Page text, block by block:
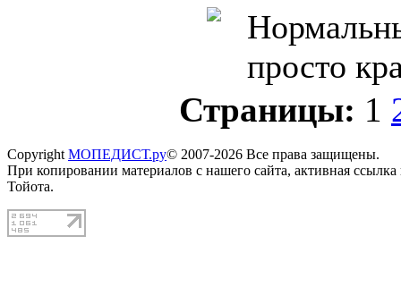
просто
Страницы: 1
Copyright МОПЕДИСТ.ру© 2007-2026 Все права защищены.
При копировании материалов с нашего сайта, активная
Тойота.